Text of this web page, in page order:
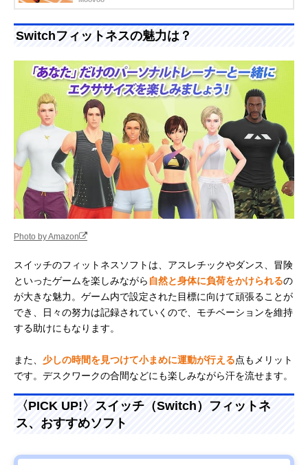
Switchフィットネスの魅力は？
Photo by Amazon
スイッチのフィットネスソフトは、アスレチックやダンス、冒険
といったゲームを楽しみながら 自然と身体に負荷をかけられるの
が大きな魅力。ゲーム内で設定された目標に向けて頑張ることが
でき、日々の努力は記録されていくので、モチベーションを維持
する助けにもなります。
また、 少しの時間を見つけて小まめに運動が行える点もメリット
です。デスクワークの合間などにも楽しみながら汗を流せます。
〈PICK UP!〉スイッチ（Switch）フィットネ
ス、おすすめソフト